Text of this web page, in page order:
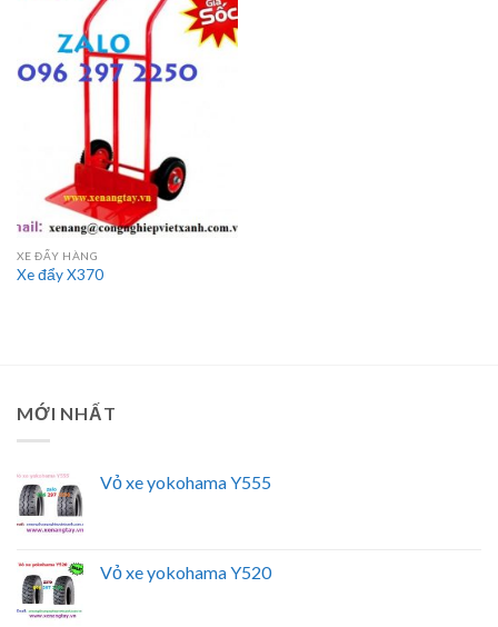
XE ĐẨY HÀNG
Xe đẩy X370
MỚI NHẤT
Vỏ xe yokohama Y555
Vỏ xe yokohama Y520